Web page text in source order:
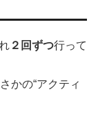
２回ずつ行って
かの“アクティ